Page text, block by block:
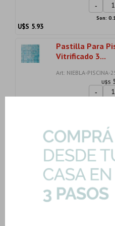
-
Son:
U$S 5.93
Pastilla Para
Vitrificado 3...
Art: NIEBLA-
U$S
-
Cerámica
30.3X30.3
Art: EB-PAST-
U$S
-
Son:
19.32